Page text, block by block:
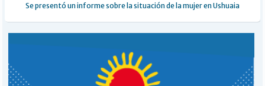
Se presentó un informe sobre la situación de la mujer en Ushuaia